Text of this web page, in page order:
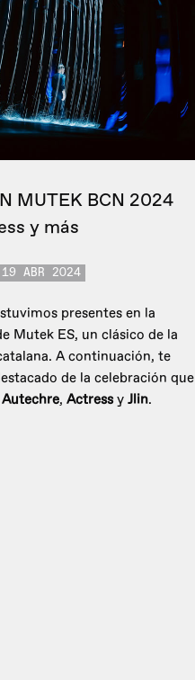
MUTEK BCN 2024
y más
ABR 2024
presentes en la
Mutek ES, un clásico de la
A continuación, te
de la celebración que
Autechre, Actressy Jlin.